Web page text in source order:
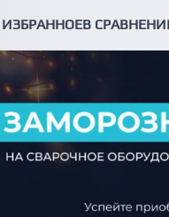
ИЗБРАННОЕВ